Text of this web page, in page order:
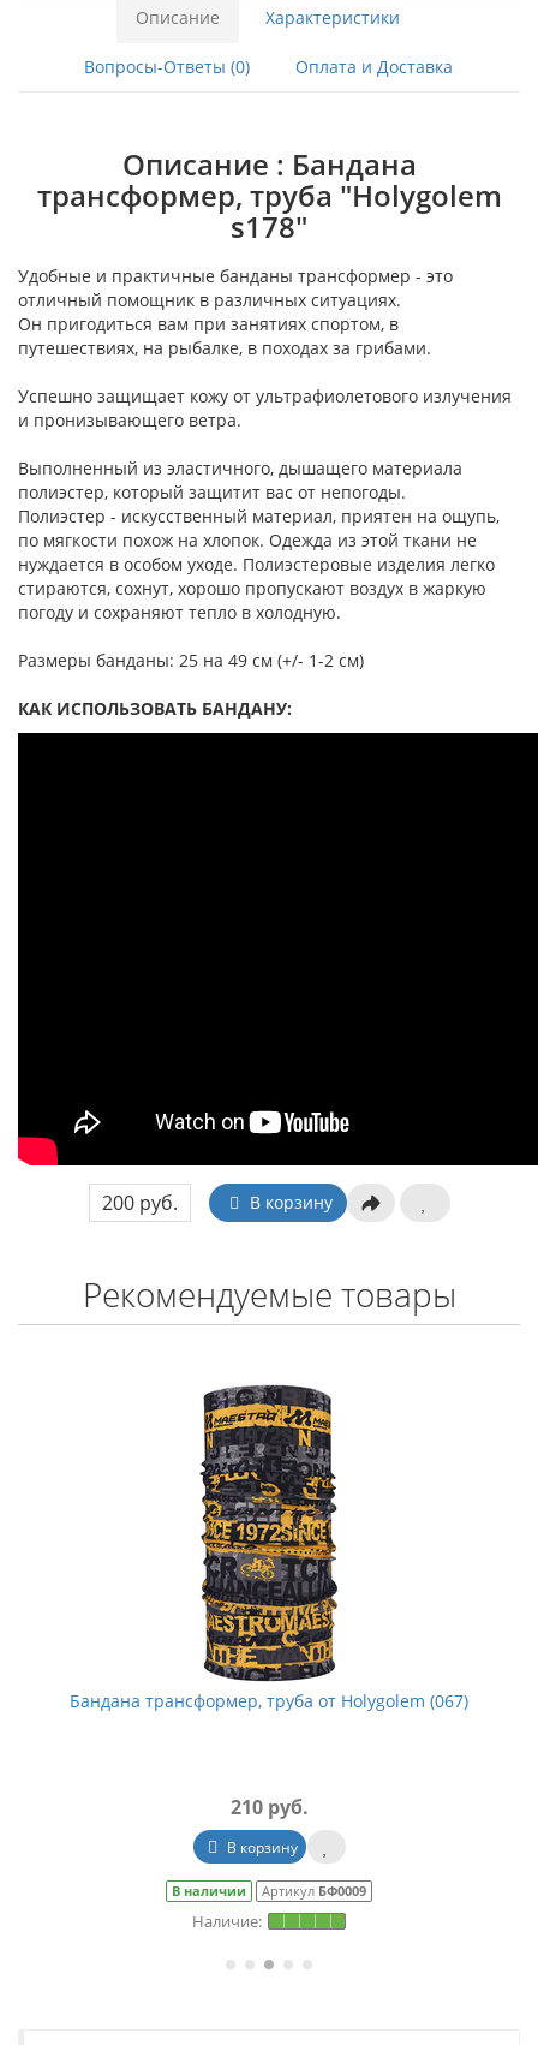
Описание Характеристики
Вопросы-Ответы (0) Оплата и Доставка
Описание : Бандана
трансформер, труба "Holygolem
s178"
Удобные и практичные банданы трансформер - это
отличный помощник в различных ситуациях.
Он пригодиться вам при занятиях спортом, в
путешествиях, на рыбалке, в походах за грибами.
Успешно защищает кожу от ультрафиолетового излучения
и пронизывающего ветра.
Выполненный из эластичного, дышащего материала
полиэстер, который защитит вас от непогоды.
Полиэстер - искусственный материал, приятен на ощупь,
по мягкости похож на хлопок. Одежда из этой ткани не
нуждается в особом уходе. Полиэстеровые изделия легко
стираются, сохнут, хорошо пропускают воздух в жаркую
погоду и сохраняют тепло в холодную.
Размеры банданы: 25 на 49 см (+/- 1-2 см)
КАК ИСПОЛЬЗОВАТЬ БАНДАНУ:
200 руб. В корзину
Рекомендуемые товары
Бандана трансформер, труба от Holygolem
210 руб.
Уведомить о наличии
Закончились Артикул